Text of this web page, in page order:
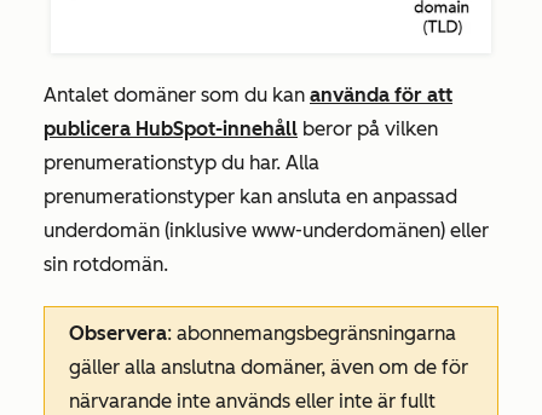
Antalet domäner som du kan använda för att
publicera HubSpot-innehåll beror på vilken
prenumerationstyp du har. Alla
prenumerationstyper kan ansluta en anpassad
underdomän (inklusive www-underdomänen) eller
sin rotdomän.
Observera: abonnemangsbegränsningarna
gäller alla anslutna domäner, även om de för
närvarande inte används eller inte är fullt